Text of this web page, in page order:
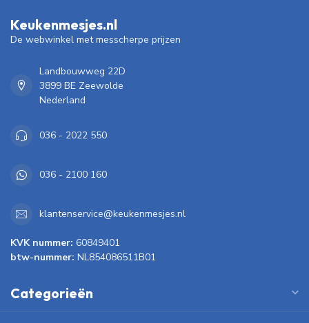
Keukenmesjes.nl
De webwinkel met messcherpe prijzen
Landbouwweg 22D
3899 BE Zeewolde
Nederland
036 - 2022 550
036 - 2100 160
klantenservice@keukenmesjes.nl
KVK nummer: 60849401
btw-nummer: NL854086511B01
Categorieën